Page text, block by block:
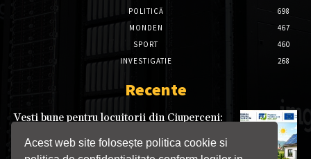
Acest web site folosește politica cookie si
POLITICĂ
698
MONDEN
467
SPORT
460
INVESTIGATIE
268
Recente
Vești bune pentru locuitorii din Ciuperceni:
Tranziție Justă
08/08/2026